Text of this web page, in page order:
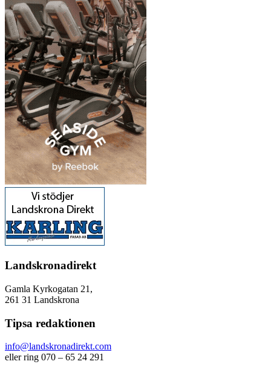
Landskronadirekt
Gamla Kyrkogatan 21,
261 31 Landskrona
Tipsa redaktionen
info@landskronadirekt.com
eller ring 070 – 65 24 291